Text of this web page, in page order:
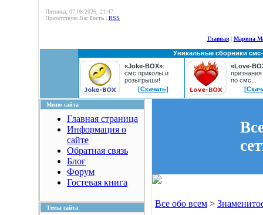
Пятница, 07.08.2026, 21:47
Приветствую Вас Гость | RSS
Главная| Марина
Уникальные сборники
«Joke-BOX»:
смс приколы и
розыгрыши!
[Скачать]
«Love-
по смс...
Меню сайта
Главная страница
Информация о
сайте
Обратная связь
Блог
Форум
Гостевая книга
Темы сайта Все обо всем >